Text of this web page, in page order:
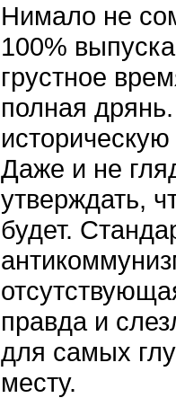
Нимало не
100%
грустное
полная
Даже и не
утверждать,
будет.
правда и
для самых
месту.